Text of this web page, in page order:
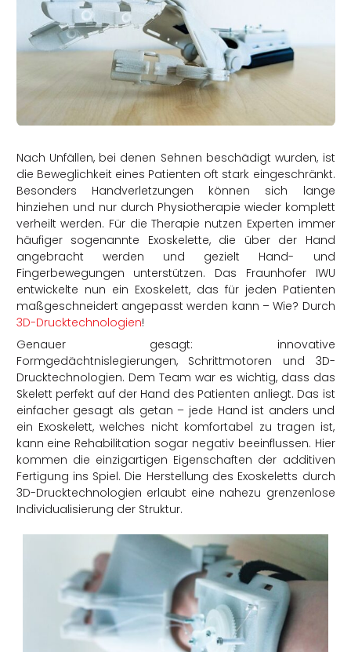
Nach Unfällen, bei denen Sehnen beschädigt wurden, ist
die Beweglichkeit eines Patienten oft stark eingeschränkt.
Besonders Handverletzungen können sich lange
hinziehen und nur durch Physiotherapie wieder komplett
verheilt werden. Für die Therapie nutzen Experten immer
häufiger sogenannte Exoskelette, die über der Hand
angebracht werden und gezielt Hand- und
Fingerbewegungen unterstützen. Das Fraunhofer IWU
entwickelte nun ein Exoskelett, das für jeden Patienten
maßgeschneidert angepasst werden kann – Wie? Durch
3D-Drucktechnologien!
Genauer gesagt: innovative
Formgedächtnislegierungen, Schrittmotoren und 3D-
Drucktechnologien. Dem Team war es wichtig, dass das
Skelett perfekt auf der Hand des Patienten anliegt. Das ist
einfacher gesagt als getan – jede Hand ist anders und
ein Exoskelett, welches nicht komfortabel zu tragen ist,
kann eine Rehabilitation sogar negativ beeinflussen. Hier
kommen die einzigartigen Eigenschaften der additiven
Fertigung ins Spiel. Die Herstellung des Exoskeletts durch
3D-Drucktechnologien erlaubt eine nahezu grenzenlose
Individualisierung der Struktur.